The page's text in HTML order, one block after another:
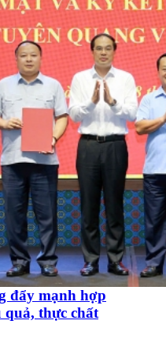
đẩy mạnh hợp
quả, thực chất